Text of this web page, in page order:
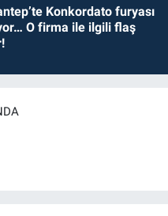
Konkordato furyası
O firma ile ilgili flaş